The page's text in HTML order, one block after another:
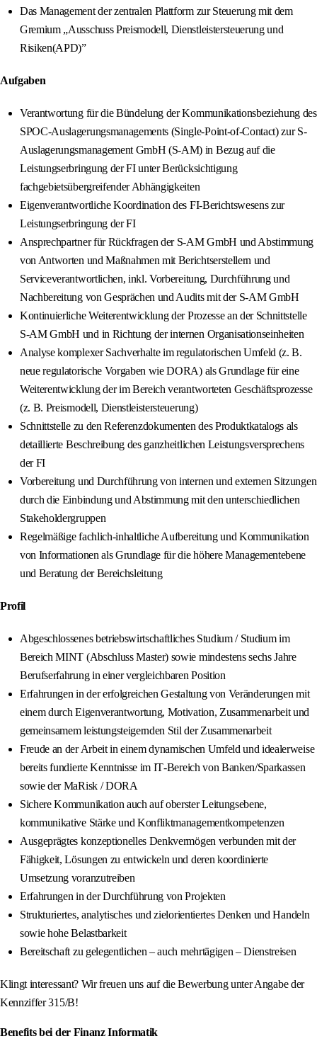
Das Management der zentralen Plattform zur Steuerung mit dem
Gremium „Ausschuss Preismodell, Dienstleistersteuerung und
Risiken(APD)”
Aufgaben
Verantwortung für die Bündelung der Kommunikationsbeziehung des
SPOC-Auslagerungsmanagements (Single-Point-of-Contact) zur S-
Auslagerungsmanagement GmbH (S-AM) in Bezug auf die
Leistungserbringung der FI unter Berücksichtigung
fachgebietsübergreifender Abhängigkeiten
Eigenverantwortliche Koordination des FI-Berichtswesens zur
Leistungserbringung der FI
Ansprechpartner für Rückfragen der S-AM GmbH und Abstimmung
von Antworten und Maßnahmen mit Berichtserstellern und
Serviceverantwortlichen, inkl. Vorbereitung, Durchführung und
Nachbereitung von Gesprächen und Audits mit der S-AM GmbH
Kontinuierliche Weiterentwicklung der Prozesse an der Schnittstelle
S-AM GmbH und in Richtung der internen Organisationseinheiten
Analyse komplexer Sachverhalte im regulatorischen Umfeld (z. B.
neue regulatorische Vorgaben wie DORA) als Grundlage für eine
Weiterentwicklung der im Bereich verantworteten Geschäftsprozesse
(z. B. Preismodell, Dienstleistersteuerung)
Schnittstelle zu den Referenzdokumenten des Produktkatalogs als
detaillierte Beschreibung des ganzheitlichen Leistungsversprechens
der FI
Vorbereitung und Durchführung von internen und externen Sitzungen
durch die Einbindung und Abstimmung mit den unterschiedlichen
Stakeholdergruppen
Regelmäßige fachlich‑inhaltliche Aufbereitung und Kommunikation
von Informationen als Grundlage für die höhere Managementebene
und Beratung der Bereichsleitung
Profil
Abgeschlossenes betriebswirtschaftliches Studium / Studium im
Bereich MINT (Abschluss Master) sowie mindestens sechs Jahre
Berufserfahrung in einer vergleichbaren Position
Erfahrungen in der erfolgreichen Gestaltung von Veränderungen mit
einem durch Eigenverantwortung, Motivation, Zusammenarbeit und
gemeinsamem leistungsteigernden Stil der Zusammenarbeit
Freude an der Arbeit in einem dynamischen Umfeld und idealerweise
bereits fundierte Kenntnisse im IT‑Bereich von Banken/Sparkassen
sowie der MaRisk / DORA
Sichere Kommunikation auch auf oberster Leitungsebene,
kommunikative Stärke und Konfliktmanagementkompetenzen
Ausgeprägtes konzeptionelles Denkvermögen verbunden mit der
Fähigkeit, Lösungen zu entwickeln und deren koordinierte
Umsetzung voranzutreiben
Erfahrungen in der Durchführung von Projekten
Strukturiertes, analytisches und zielorientiertes Denken und Handeln
sowie hohe Belastbarkeit
Bereitschaft zu gelegentlichen – auch mehrtägigen – Dienstreisen
Klingt interessant? Wir freuen uns auf die Bewerbung unter Angabe der
Kennziffer 315/B!
Benefits bei der Finanz Informatik